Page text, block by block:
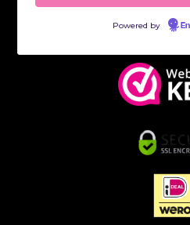
Powered by